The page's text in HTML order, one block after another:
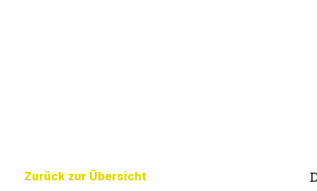
Zurück zur Übersicht